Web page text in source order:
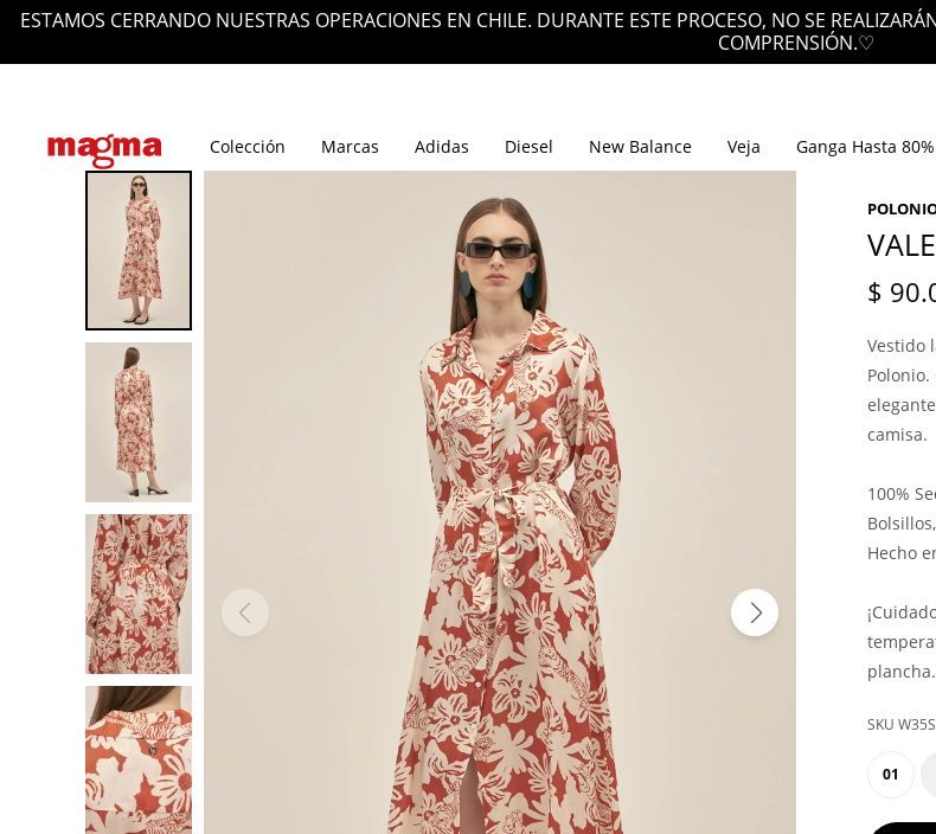
ESTAMOS CERRANDO NUESTRAS OPERACIONES EN CHILE. DURANTE ESTE PROCESO, NO SE
COMPRENSIÓN.♡
Colección Marcas Adidas Diesel New Balance Veja Ganga Hasta 80%
$
Vestido
camisa.
100%
Hecho
01